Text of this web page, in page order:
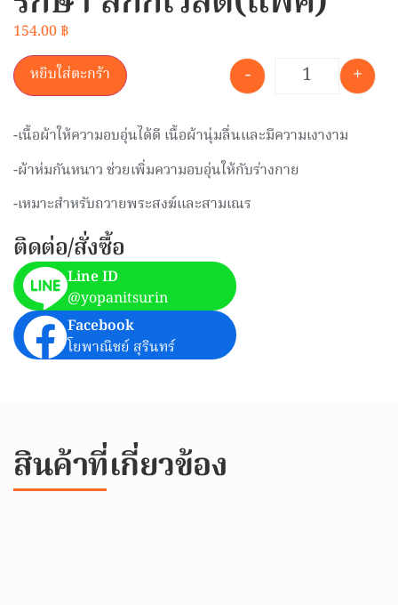
154.00฿
- +
หยิบใส่ตะกร้า
-เนื้อผ้าให้ความอบอุ่นได้ดี เนื้อผ้านุ่มลื่นและมีความเงางาม
-ผ้าห่มกันหนาว ช่วยเพิ่มความอบอุ่นให้กับร่างกาย
-เหมาะสำหรับถวายพระสงฆ์และสามเณร
ติดต่อ/สั่งซื้อ
Line ID
@yopanitsurin
Facebook
โยพาณิชย์ สุรินทร์
สินค้าที่เกี่ยวข้อง